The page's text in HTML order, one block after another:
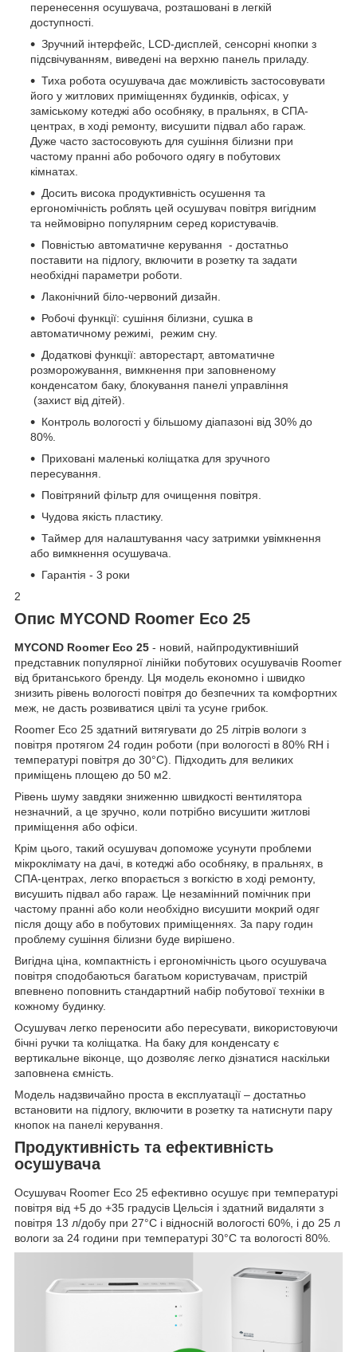
перенесення осушувача, розташовані в легкій
доступності.
Зручний інтерфейс, LCD-дисплей, сенсорні кнопки з
підсвічуванням, виведені на верхню панель приладу.
Тиха робота осушувача дає можливість застосовувати
його у житлових приміщеннях будинків, офісах, у
заміському котеджі або особняку, в пральнях, в СПА-
центрах, в ході ремонту, висушити підвал або гараж.
Дуже часто застосовують для сушіння білизни при
частому пранні або робочого одягу в побутових
кімнатах.
Досить висока продуктивність осушення та
ергономічність роблять цей осушувач повітря вигідним
та неймовірно популярним серед користувачів.
Повністью автоматичне керування - достатньо
поставити на підлогу, включити в розетку та задати
необхідні параметри роботи.
Лаконічний біло-червоний дизайн.
Робочі функції: сушіння білизни, сушка в
автоматичному режимі, режим сну.
Додаткові функції: авторестарт, автоматичне
розморожування, вимкнення при заповненому
конденсатом баку, блокування панелі управління
(захист від дітей).
Контроль вологості у більшому діапазоні від 30% до
80%.
Приховані маленькі коліщатка для зручного
пересування.
Повітряний фільтр для очищення повітря.
Чудова якість пластику.
Таймер для налаштування часу затримки увімкнення
або вимкнення осушувача.
Гарантія - 3 роки
2
Опис MYCOND Roomer Eco 25
MYCOND Roomer Eco 25 - новий, найпродуктивніший
представник популярної лінійки побутових осушувачів Roomer
від британського бренду. Ця модель економно і швидко
знизить рівень вологості повітря до безпечних та комфортних
меж, не дасть розвиватися цвілі та усуне грибок.
Roomer Eco 25 здатний витягувати до 25 літрів вологи з
повітря протягом 24 годин роботи (при вологості в 80% RH і
температурі повітря до 30°С). Підходить для великих
приміщень площею до 50 м2.
Рівень шуму завдяки зниженню швидкості вентилятора
незначний, а це зручно, коли потрібно висушити житлові
приміщення або офіси.
Крім цього, такий осушувач допоможе усунути проблеми
мікроклімату на дачі, в котеджі або особняку, в пральнях, в
СПА-центрах, легко впорається з вогкістю в ході ремонту,
висушить підвал або гараж. Це незамінний помічник при
частому пранні або коли необхідно висушити мокрий одяг
після дощу або в побутових приміщеннях. За пару годин
проблему сушіння білизни буде вирішено.
Вигідна ціна, компактність і ергономічність цього осушувача
повітря сподобаються багатьом користувачам, пристрій
впевнено поповнить стандартний набір побутової техніки в
кожному будинку.
Осушувач легко переносити або пересувати, використовуючи
бічні ручки та коліщатка. На баку для конденсату є
вертикальне віконце, що дозволяє легко дізнатися наскільки
заповнена ємність.
Модель надзвичайно проста в експлуатації – достатньо
встановити на підлогу, включити в розетку та натиснути пару
кнопок на панелі керування.
Продуктивність та ефективність
осушувача
Осушувач Roomer Eco 25 ефективно осушує при температурі
повітря від +5 до +35 градусів Цельсія і здатний видаляти з
повітря 13 л/добу при 27°C і відносній вологості 60%, і до 25 л
вологи за 24 години при температурі 30°C та вологості 80%.